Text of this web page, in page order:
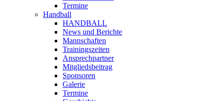
Termine
Handball
HANDBALL
News und Berichte
Mannschaften
Trainingszeiten
Ansprechpartner
Mitgliedsbeitrag
Sponsoren
Galerie
Termine